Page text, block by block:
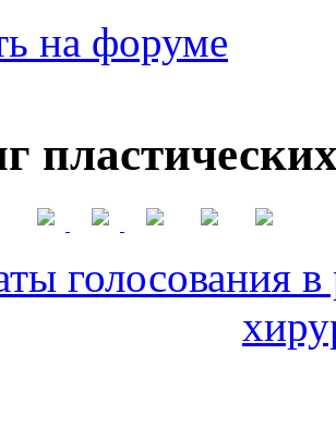
на форуме
голосования